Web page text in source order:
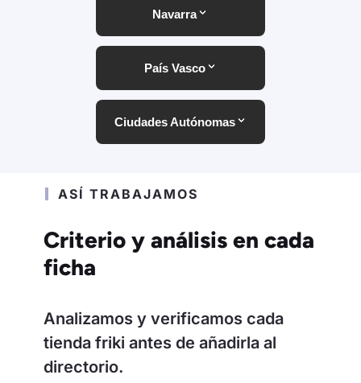
Navarra
País Vasco
Ciudades Autónomas
ASÍ TRABAJAMOS
Criterio y análisis en cada
ficha
Analizamos y verificamos cada
tienda friki antes de añadirla al
directorio.